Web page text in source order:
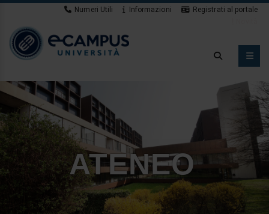
Numeri Utili Informazioni
Registrati al portale
ATENEO